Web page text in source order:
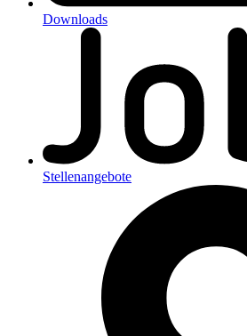
Downloads
Stellenangebote